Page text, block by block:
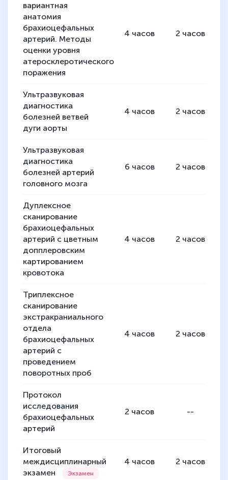
вариантная
анатомия
брахиоцефальных
артерий. Методы
оценки уровня
атеросклеротического
поражения
4 часов 2 часов
Ультразвуковая
диагностика
болезней ветвей
дуги аорты
4 часов 2 часов
Ультразвуковая
диагностика
болезней артерий
головного мозга
6 часов 2 часов
Дуплексное
сканирование
брахиоцефальных
артерий с цветным
допплеровским
картированием
кровотока
4 часов 2 часов
Триплексное
сканирование
экстракраниального
отдела
брахиоцефальных
артерий с
проведением
поворотных проб
4 часов 2 часов
Протокол
исследования
брахиоцефальных
артерий
2 часов --
Итоговый
междисциплинарный
экзамен
4 часов 2 часов